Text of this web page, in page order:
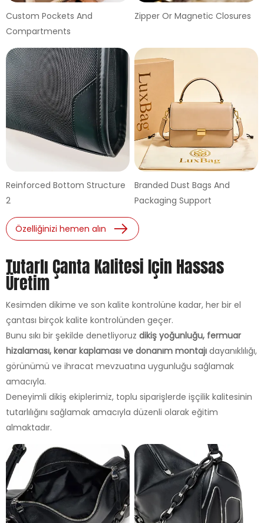
Custom Pockets And
Compartments
Zipper Or Magnetic Closures
Reinforced Bottom Structure
2
Branded Dust Bags And
Packaging Support
Özelliğinizi hemen alın
Tutarlı Çanta Kalitesi Için Hassas
Üretim
Kesimden dikime ve son kalite kontrolüne kadar, her bir el
çantası birçok kalite kontrolünden geçer.
Bunu sıkı bir şekilde denetliyoruz dikiş yoğunluğu, fermuar
hizalaması, kenar kaplaması ve donanım montajı dayanıklılığı,
görünümü ve ihracat mevzuatına uygunluğu sağlamak
amacıyla.
Deneyimli dikiş ekiplerimiz, toplu siparişlerde işçilik kalitesinin
tutarlılığını sağlamak amacıyla düzenli olarak eğitim
almaktadır.